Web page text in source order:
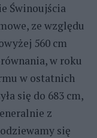
Świnoujścia
ze względu
560 cm
w roku
w ostatnich
się do 683 cm,
z
się